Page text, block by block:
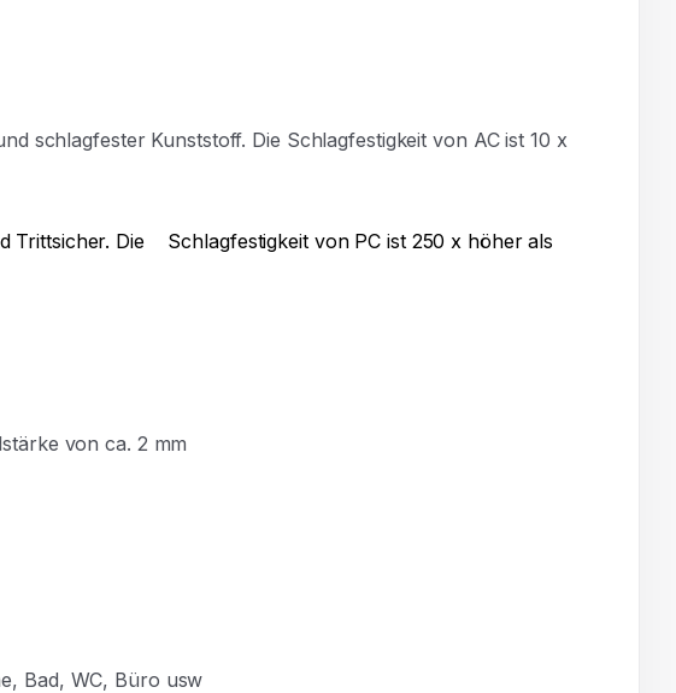
schlagfester Kunststoff. Die Schlagfestigkeit von AC ist 10 x
Trittsicher. Die Schlagfestigkeit von PC ist 250 x höher als
von ca. 2 mm
Bad, WC, Büro usw